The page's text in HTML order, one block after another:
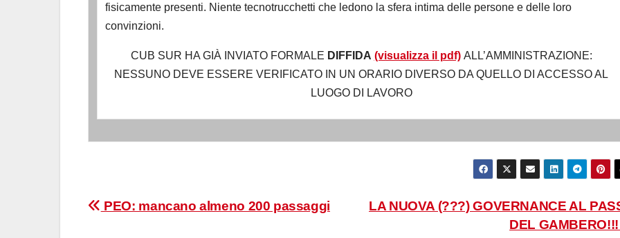
fisicamente presenti. Niente tecnotrucchetti che ledono la sfera intima delle persone e delle loro
convinzioni.
CUB SUR HA GIÀ INVIATO FORMALE DIFFIDA (visualizza il pdf) ALL’AMMINISTRAZIONE:
NESSUNO DEVE ESSERE VERIFICATO IN UN ORARIO DIVERSO DA QUELLO DI ACCESSO AL
LUOGO DI LAVORO
Navigazione
LA NUOVA (???) GOVERNANCE AL
DEL
PEO: mancano almeno 200 passaggi